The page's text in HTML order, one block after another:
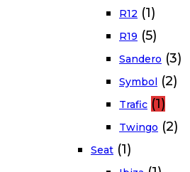
R12 (1)
R19 (5)
Sandero (3)
Symbol (2)
Trafic (1)
Twingo (2)
Seat (1)